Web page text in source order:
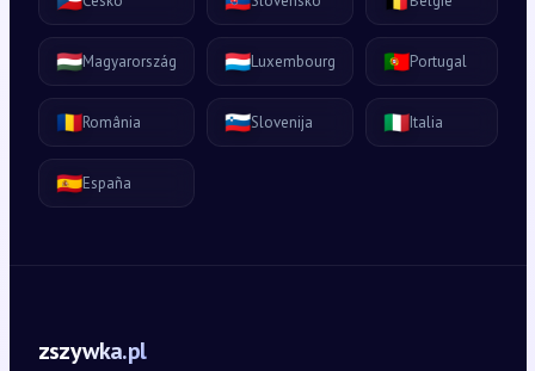
🇭🇺Magyarország 🇱🇺Luxembourg 🇵🇹Portugal
🇷🇴România 🇸🇮Slovenija 🇮🇹Italia
🇪🇸España
zszywka.pl